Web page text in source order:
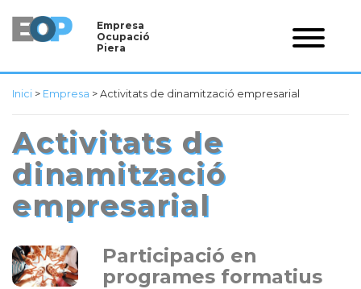
Empresa
Ocupació
Piera
Inici > Empresa > Activitats de dinamització empresarial
Activitats de
dinamització
empresarial
Participació en
programes formatius